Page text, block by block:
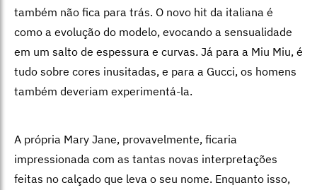
também não fica para trás. O novo hit da italiana é
como a evolução do modelo, evocando a sensualidade
em um salto de espessura e curvas. Já para a Miu Miu, é
tudo sobre cores inusitadas, e para a Gucci, os homens
também deveriam experimentá-la.
A própria Mary Jane, provavelmente, ficaria
impressionada com as tantas novas interpretações
feitas no calçado que leva o seu nome. Enquanto isso,